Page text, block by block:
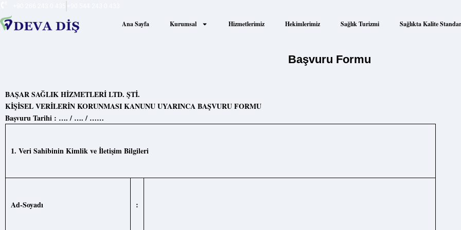
Ana Sayfa Kurumsal Hizmetlerimiz Hekimlerimiz Sağlık Turizmi Sağlıkta Kalite
Başvuru Formu
BAŞAR SAĞLIK HİZMETLERİ LTD. ŞTİ.
KİŞİSEL VERİLERİN KORUNMASI KANUNU UYARINCA BAŞVURU FORMU
Başvuru Tarihi : …. / …. / ……
1. Veri SahibininKimlikveİletişimBilgileri
Ad-Soyadı :